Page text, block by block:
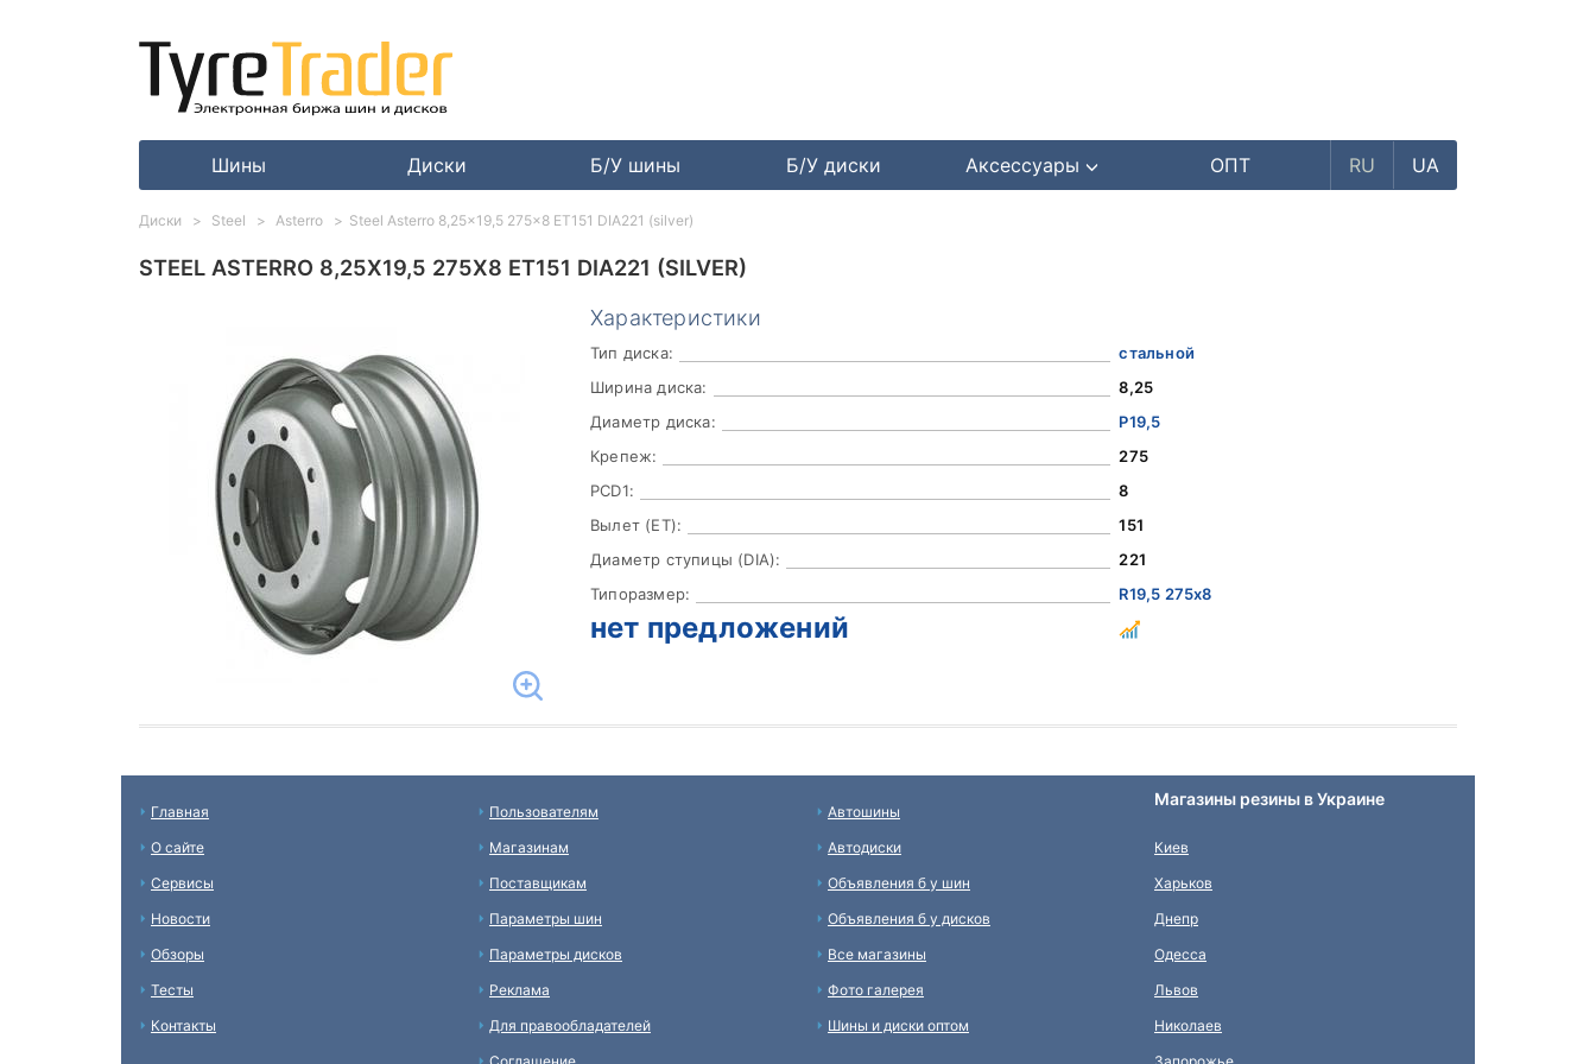
Шины Диски Б/У шины Б/У диски Аксессуары ОПТ RU UA
STEEL ASTERRO 8,25X19,5 275X8 ET151 DIA221 (SILVER)
Характеристики
Тип диска:
стальной
Ширина диска:
8,25
Диаметр диска:
Р19,5
Крепеж:
275
PCD1:
8
Вылет (ET):
151
Диаметр ступицы (DIA):
221
Типоразмер:
R19,5 275x8
нет предложений
Диски Steel Asterro Steel Asterro 8,25x19,5 275x8 ET151 DIA221 (silver)
Главная
О сайте
Сервисы
Новости
Обзоры
Тесты
Контакты
Пользователям
Магазинам
Поставщикам
Параметры шин
Параметры дисков
Реклама
Для правообладателей
Автошины
Автодиски
Объявления б у шин
Объявления б у дисков
Все магазины
Фото галерея
Шины и диски оптом
Магазины резины в Украине
Киев
Харьков
Днепр
Одесса
Львов
Николаев